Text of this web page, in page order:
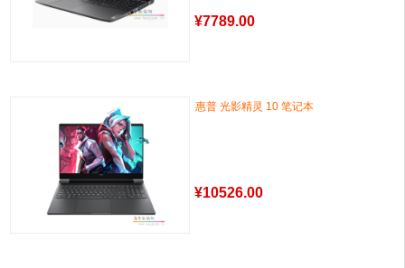
¥7789.00
惠普 光影精灵 10 笔记本
¥10526.00